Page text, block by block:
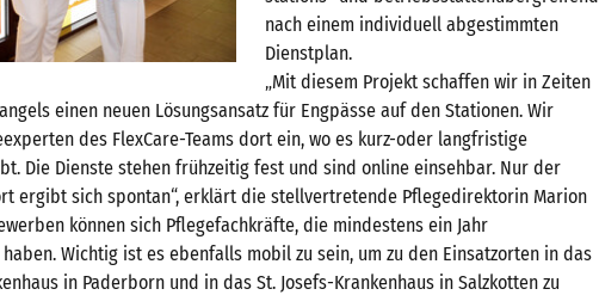
nach einem individuell abgestimmten
Dienstplan.
„Mit diesem Projekt schaffen wir in Zeiten
einen neuen Lösungsansatz für Engpässe auf den Stationen. Wir
des FlexCare-Teams dort ein, wo es kurz-oder langfristige
Die Dienste stehen frühzeitig fest und sind online einsehbar. Nur der
ergibt sich spontan“, erklärt die stellvertretende Pflegedirektorin Marion
können sich Pflegefachkräfte, die mindestens ein Jahr
Wichtig ist es ebenfalls mobil zu sein, um zu den Einsatzorten in das
in Paderborn und in das St. Josefs-Krankenhaus in Salzkotten zu